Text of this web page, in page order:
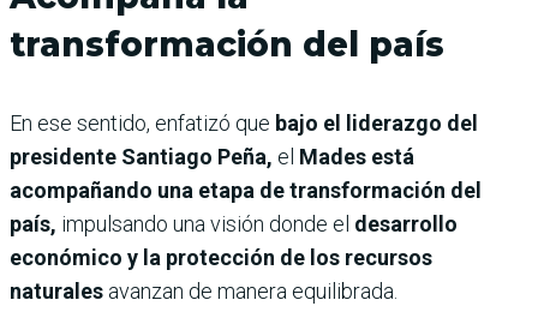
transformación del país
En ese sentido, enfatizó que bajo el liderazgo del
presidente Santiago Peña, el Mades está
acompañando una etapa de transformación del
país, impulsando una visión donde el desarrollo
económico y la protección de los recursos
naturales avanzan de manera equilibrada.